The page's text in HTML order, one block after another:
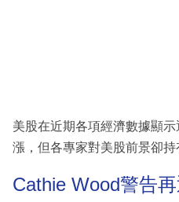
美股在近期各項經濟數據顯
漲，但各專家對美股前景卻持
Cathie Wood警告